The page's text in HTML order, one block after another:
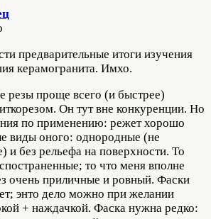
предварительные итоги изучения
керамогранита. Имхо.
резы проще всего (и быстрее)
Он тут вне конкуренции. Но
по применению: режет хорошо
виды оного: однородные (не
и без рельефа на поверхности. То
то что меня вполне
очень приличные и ровный. Фаски
энто дело можно при желании
+ наждачкой. Фаска нужна редко: